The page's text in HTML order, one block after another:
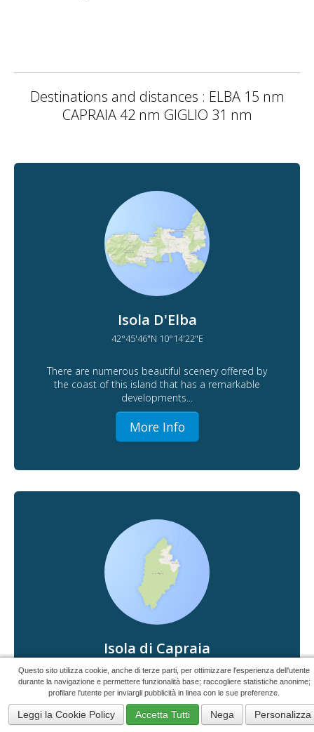
Destinations and distances : ELBA 15 nm
CAPRAIA 42 nm GIGLIO 31 nm
Isola D'Elba
42°45'46"N 10°14'22"E
There are numerous beautiful scenery offered by
the coast of this island that has a remarkable
developments...
More Info
Isola di Capraia
43°03'00"N 9°51'00"E
Capraia is the less touristy island of the
archipelago and is the one that has retained most
of its original appearance.
Questo sito utilizza cookie, anche di terze parti, per ottimizzare l'esperienza dell'utente
durante la navigazione e permettere funzionalità base; raccogliere statistiche anonime;
profilare l'utente per inviargli pubblicità in linea con le sue preferenze.
Leggi la Cookie Policy Accetta Tutti Nega Personalizza